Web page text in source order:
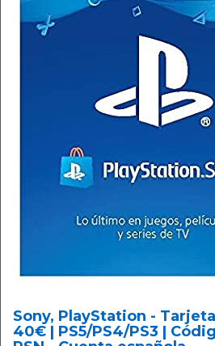
Sony, PlayStation -
40€ | PS5/PS4/PS3 |